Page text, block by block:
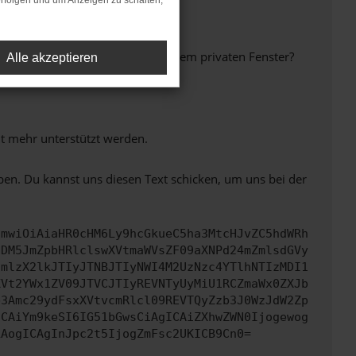
anderen Browser oder in einem privaten Fenster?
mehr unterstützt werden.
Du kannst uns diesen Text schicken, um uns bei der
Alle akzeptieren